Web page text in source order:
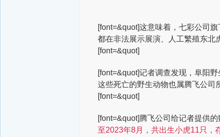
[font=&quot]这意味着，七彩公司
都在非法展示展演、人工繁殖东北
[font=&quot]
[font=&quot]记者调查发现，阜阳
这些死亡的野生动物也属腾飞公司
[font=&quot]
[font=&quot]腾飞公司给记者提供
至2023年8月，共出生小虎11只，